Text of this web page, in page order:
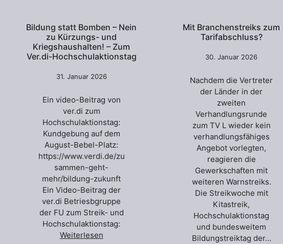
Bildung statt Bomben – Nein
zu Kürzungs- und
Kriegshaushalten! – Zum
Ver.di-Hochschulaktionstag
31. Januar 2026
Ein video-Beitrag von
ver.di zum
Hochschulaktionstag:
Kundgebung auf dem
August-Bebel-Platz:
https://www.verdi.de/zu
sammen-geht-
mehr/bildung-zukunft
Ein Video-Beitrag der
ver.di Betriesbgruppe
der FU zum Streik- und
Hochschulaktionstag:
Weiterlesen
Mit Branchenstreiks zum
Tarifabschluss?
30. Januar 2026
Nachdem die Vertreter
der Länder in der
zweiten
Verhandlungsrunde
zum TV L wieder kein
verhandlungsfähiges
Angebot vorlegten,
reagieren die
Gewerkschaften mit
weiteren Warnstreiks.
Die Streikwoche mit
Kitastreik,
Hochschulaktionstag
und bundesweitem
Bildungstreiktag der…